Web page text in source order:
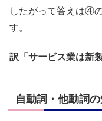
したがって答えは④
す。
訳「サービス業は新
自動詞・他動詞